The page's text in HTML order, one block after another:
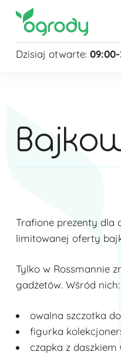
Dzisiaj otwarte: 09:00-
zobacz więcej »
Trafione prezenty dla
limitowanej oferty
Tylko w Rossmannie
gadżetów. Wśród nich:
owalna szczotka do
figurka
czapka z daszkiem